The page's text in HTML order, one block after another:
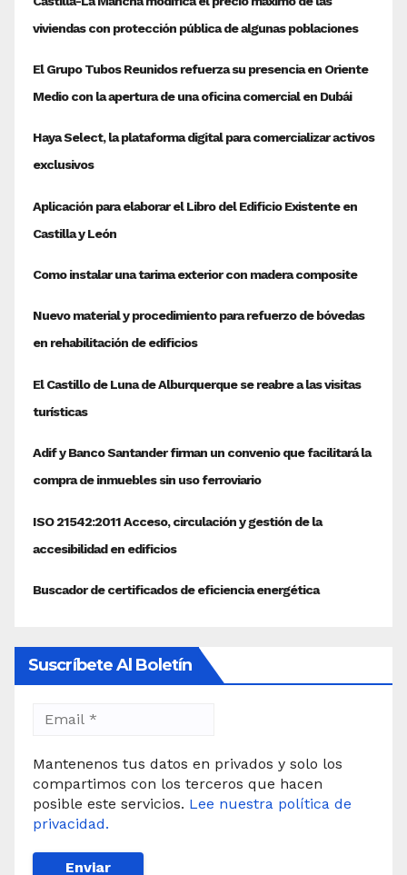
Suscríbete Al Boletín
Mantenenos tus datos en privados y solo los
compartimos con los terceros que hacen
posible este servicios. Lee nuestra política de
privacidad.